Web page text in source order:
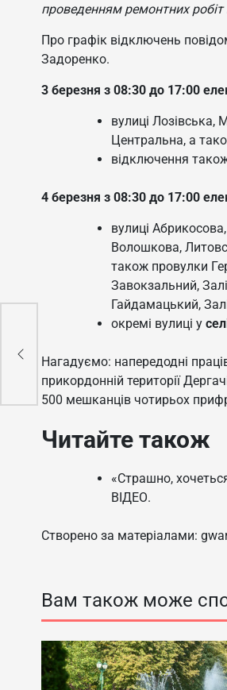
проведенням ремонтних
Про графік відключень
Задоренко.
3 березня з 08:30 до 17:00
вулиці Лозівська,
Центральна, а
відключення
4 березня з 08:30 до 17:00
вулиці
Волошкова,
також провулки
Завокзальний,
Гайдамацький,
окремі вулиці у
Нагадуємо: напередодні
прикордонній території
500 мешканців чотирьох
Читайте також
«Страшно,
ВІДЕО.
Створено за матеріалами:
Вам також може